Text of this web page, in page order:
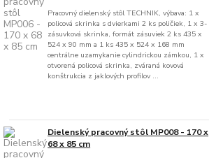
Pracovný dielenský stôl TECHNIK, výbava: 1 x
policová skrinka s dvierkami 2 ks poličiek, 1 x 3-
zásuvková skrinka, formát zásuviek 2 ks 435 x
524 x 90 mm a 1 ks 435 x 524 x 168 mm
centrálne uzamykanie cylindrickou zámkou, 1 x
otvorená policová skrinka, zváraná kovová
konštrukcia z jaklových profilov ...
Dielenský pracovný stôl MP008 - 170 x
68 x 85 cm